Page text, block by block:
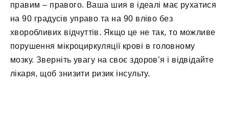
правим – правого. Ваша шия в ідеалі має рухатися
на 90 градусів управо та на 90 вліво без
хворобливих відчуттів. Якщо це не так, то можливе
порушення мікроциркуляції крові в головному
мозку. Зверніть увагу на своє здоров’я і відвідайте
лікаря, щоб знизити ризик інсульту.